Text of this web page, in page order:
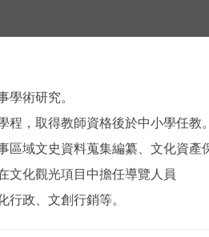
學術研究。
，取得教師資格後於中小學任教。
域文史資料蒐集編纂、文化資產
文化觀光項目中擔任導覽人員
行政、文創行銷等。